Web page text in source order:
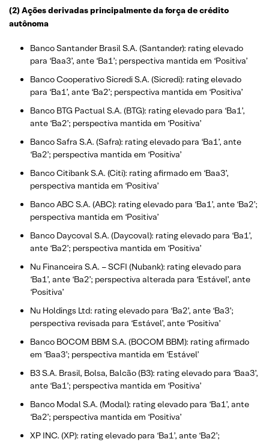
(2) Ações derivadas principalmente da força de crédito
autônoma
Banco Santander Brasil S.A. (Santander): rating elevado
para ‘Baa3’, ante ‘Ba1’; perspectiva mantida em ‘Positiva’
Banco Cooperativo Sicredi S.A. (Sicredi): rating elevado
para ‘Ba1’, ante ‘Ba2’; perspectiva mantida em ‘Positiva’
Banco BTG Pactual S.A. (BTG): rating elevado para ‘Ba1’,
ante ‘Ba2’; perspectiva mantida em ‘Positiva’
Banco Safra S.A. (Safra): rating elevado para ‘Ba1’, ante
‘Ba2’; perspectiva mantida em ‘Positiva’
Banco Citibank S.A. (Citi): rating afirmado em ‘Baa3’,
perspectiva mantida em ‘Positiva’
Banco ABC S.A. (ABC): rating elevado para ‘Ba1’, ante ‘Ba2’;
perspectiva mantida em ‘Positiva’
Banco Daycoval S.A. (Daycoval): rating elevado para ‘Ba1’,
ante ‘Ba2’; perspectiva mantida em ‘Positiva’
Nu Financeira S.A. – SCFI (Nubank): rating elevado para
‘Ba1’, ante ‘Ba2’; perspectiva alterada para ‘Estável’, ante
‘Positiva’
Nu Holdings Ltd: rating elevado para ‘Ba2’, ante ‘Ba3’;
perspectiva revisada para ‘Estável’, ante ‘Positiva’
Banco BOCOM BBM S.A. (BOCOM BBM): rating afirmado
em ‘Baa3’; perspectiva mantida em ‘Estável’
B3 S.A. Brasil, Bolsa, Balcão (B3): rating elevado para ‘Baa3’,
ante ‘Ba1’; perspectiva mantida em ‘Positiva’
Banco Modal S.A. (Modal): rating elevado para ‘Ba1’, ante
‘Ba2’; perspectiva mantida em ‘Positiva’
XP INC. (XP): rating elevado para ‘Ba1’, ante ‘Ba2’;